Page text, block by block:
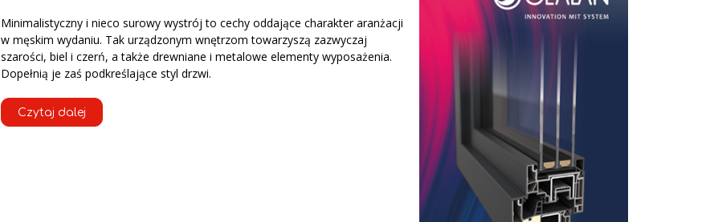
Minimalistyczny i nieco surowy wystrój to cechy oddające charakter aranżacji
w męskim wydaniu. Tak urządzonym wnętrzom towarzyszą zazwyczaj
szarości, biel i czerń, a także drewniane i metalowe elementy wyposażenia.
Dopełnią je zaś podkreślające styl drzwi.
Czytaj dalej